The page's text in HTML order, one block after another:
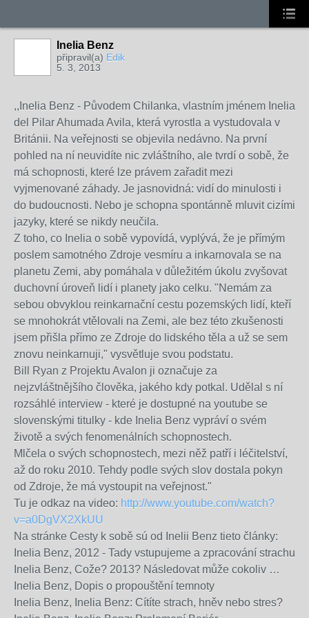
Inelia Benz
připravil(a) Edik
5. 3, 2013
,,Inelia Benz - Původem Chilanka, vlastním jménem Inelia
del Pilar Ahumada Avila, která vyrostla a vystudovala v
Británii. Na veřejnosti se objevila nedávno. Na první
pohled na ní neuvidíte nic zvláštního, ale tvrdí o sobě, že
má schopnosti, které lze právem zařadit mezi
vyjmenované záhady. Je jasnovidná: vidí do minulosti i
do budoucnosti. Nebo je schopna spontánně mluvit cizími
jazyky, které se nikdy neučila.
Z toho, co Inelia o sobě vypovídá, vyplývá, že je přímým
poslem samotného Zdroje vesmíru a inkarnovala se na
planetu Zemi, aby pomáhala v důležitém úkolu zvyšovat
duchovní úroveň lidí i planety jako celku. "Nemám za
sebou obvyklou reinkarnační cestu pozemských lidí, kteří
se mnohokrát vtělovali na Zemi, ale bez této zkušenosti
jsem přišla přímo ze Zdroje do lidského těla a už se sem
znovu neinkarnuji," vysvětluje svou podstatu.
Bill Ryan z Projektu Avalon ji označuje za
nejzvláštnějšího člověka, jakého kdy potkal. Udělal s ní
rozsáhlé interview - které je dostupné na youtube se
slovenskými titulky - kde Inelia Benz vypráví o svém
životě a svých fenomenálních schopnostech.
Mlčela o svých schopnostech, mezi něž patří i léčitelství,
až do roku 2010. Tehdy podle svých slov dostala pokyn
od Zdroje, že má vystoupit na veřejnost."
Tu je odkaz na video: http://www.youtube.com/watch?
v=a0DgVX2XkUU
Na stránke Cesty k sobě sú od Inelii Benz tieto články:
Inelia Benz, 2012 - Tady vstupujeme a zpracování strachu
Inelia Benz, Cože? 2013? Následovat může cokoliv …
Inelia Benz, Dopis o propouštění temnoty
Inelia Benz, Inelia Benz: Cítíte strach, hněv nebo stres?